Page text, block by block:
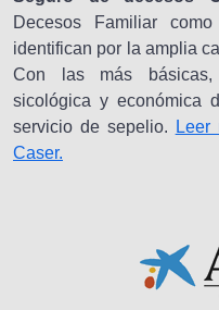
Decesos Familiar
identifican por la amplia
Con las más
sicológica y económica
servicio de sepelio.
Leer
Caser.